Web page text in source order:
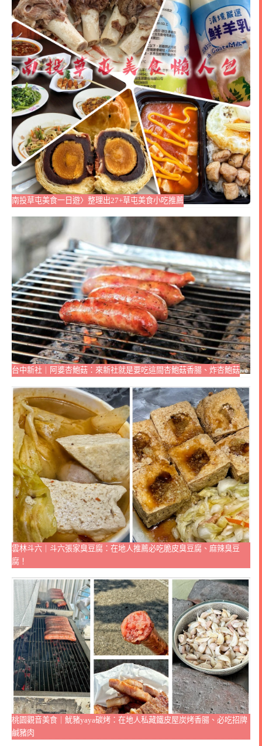
南投草屯美食一日遊〉整理出27+草屯美食小吃推薦
台中新社｜阿婆杏鮑菇：來新社就是要吃這間杏鮑菇香腸、炸杏鮑菇
雲林斗六｜斗六張家臭豆腐：在地人推薦必吃脆皮臭豆腐、麻辣臭豆
腐！
桃園觀音美食｜魷豬yaya碳烤：在地人私藏鐵皮屋炭烤香腸、必吃招牌
鹹豬肉